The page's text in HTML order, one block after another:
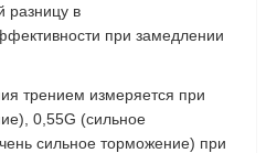
разницу в
при замедлении
трением измеряется при
0,55G (сильное
сильное торможение) при